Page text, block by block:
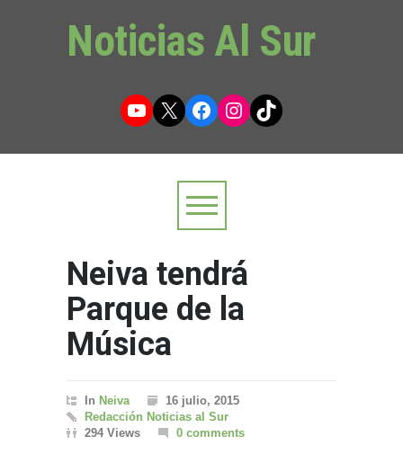
Noticias Al Sur
YouTube
X Facebook
Instagram
TikTok
Neiva tendrá
Parque de la
Música
In Neiva
16 julio, 2015
Redacción Noticias al Sur
294 Views
0 comments